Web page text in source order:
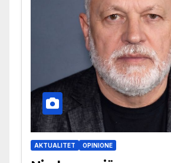
AKTUALITET OPINIONE